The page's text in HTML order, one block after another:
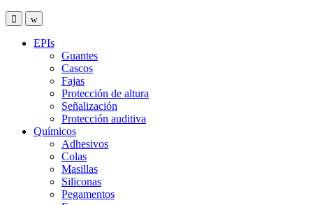
EPIs
Guantes
Cascos
Fajas
Protección de altura
Señalización
Protección auditiva
Químicos
Adhesivos
Colas
Masillas
Siliconas
Pegamentos